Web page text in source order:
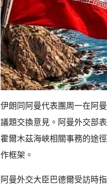
伊朗同阿曼代表團周一在阿
議題交換意見。阿曼外交部
霍爾木茲海峽相關事務的途
作框架。
阿曼外交大臣巴德爾受訪時